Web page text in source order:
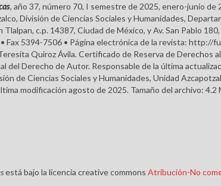
, año 37, número 70, I semestre de 2025, enero-junio
División de Ciencias Sociales y Humanidades,
Tlalpan, c.p. 14387, Ciudad de México, y Av. San Pablo
Fax 5394-7506 • Página electrónica de la revista: http://
Quiroz Ávila. Certificado de Reserva de
del Derecho de Autor. Responsable de la última
de Ciencias Sociales y Humanidades, Unidad
modificación agosto de 2025. Tamaño del archivo:
está bajo la licencia creative commons Atribución-No